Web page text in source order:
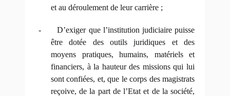
et au déroulement de leur carrière ;
-
D’exiger que l’institution judiciaire puisse
être dotée des outils juridiques et des
moyens pratiques, humains, matériels et
financiers, à la hauteur des missions qui lui
sont confiées, et, que le corps des magistrats
reçoive, de la part de l’Etat et de la société,